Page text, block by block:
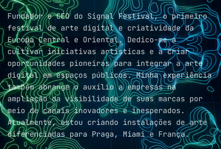
Fundador e CEO do Signal Festival, o primeiro
festival de arte digital e criatividade da
Europa Central e Oriental. Dedico-me a
cultivar iniciativas artísticas e a criar
oportunidades pioneiras para integrar a arte
digital em espaços públicos. Minha experiência
também abrange o auxílio a empresas na
ampliação da visibilidade de suas marcas por
meio de canais inovadores e inesperados.
Atualmente, estou criando instalações de arte
diferenciadas para Praga, Miami e França.